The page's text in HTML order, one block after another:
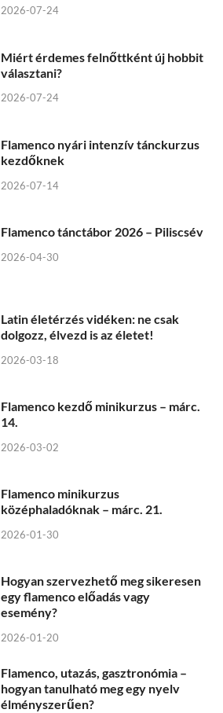
2026-07-24
Miért érdemes felnőttként új hobbit
választani?
2026-07-24
Flamenco nyári intenzív tánckurzus
kezdőknek
2026-07-14
Flamenco tánctábor 2026 – Piliscsév
2026-04-30
Latin életérzés vidéken: ne csak
dolgozz, élvezd is az életet!
2026-03-18
Flamenco kezdő minikurzus – márc.
14.
2026-03-02
Flamenco minikurzus
középhaladóknak – márc. 21.
2026-01-30
Hogyan szervezhető meg sikeresen
egy flamenco előadás vagy
esemény?
2026-01-20
Flamenco, utazás, gasztronómia –
hogyan tanulható meg egy nyelv
élményszerűen?